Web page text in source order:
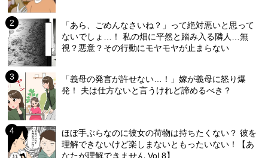
「あら、ごめんなさいね？」って絶対悪いと思って
ないでしょ…！ 私の畑に平然と踏み入る隣人…無
視？悪意？その行動にモヤモヤが止まらない
「義母の発言が許せない…！」嫁が義母に怒り爆
発！ 夫は仕方ないと言うけれど諦めるべき？
ほぼ手ぶらなのに彼女の荷物は持ちたくない？ 彼を
理解できないけど楽しまないともったいない！【あ
なたが理解できません Vol.8】